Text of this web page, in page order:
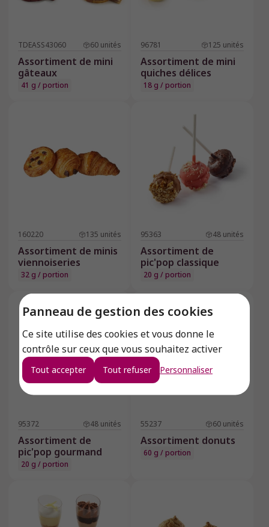
Panneau de gestion des cookies
Ce site utilise des cookies et vous donne le
contrôle sur ceux que vous souhaitez activer
Tout accepter Tout refuser Personnaliser
TDEASS43060 60 unités
Assortiment de mini
gâteaux
41 g / portion
96781 125 unités
Assortiment de mini
quiches délices
18 g / portion
160220 135 unités
Assortiment de minis
viennoiseries
32 g / portion
95363 48 unités
Assortiment de
pic'pop classique
20 g / portion
95372 48 unités
Assortiment de
pic'pop gourmand
20 g / portion
Nouveauté
55237 60 unités
Assortiment donuts
60 g / portion